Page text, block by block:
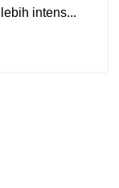
intens...